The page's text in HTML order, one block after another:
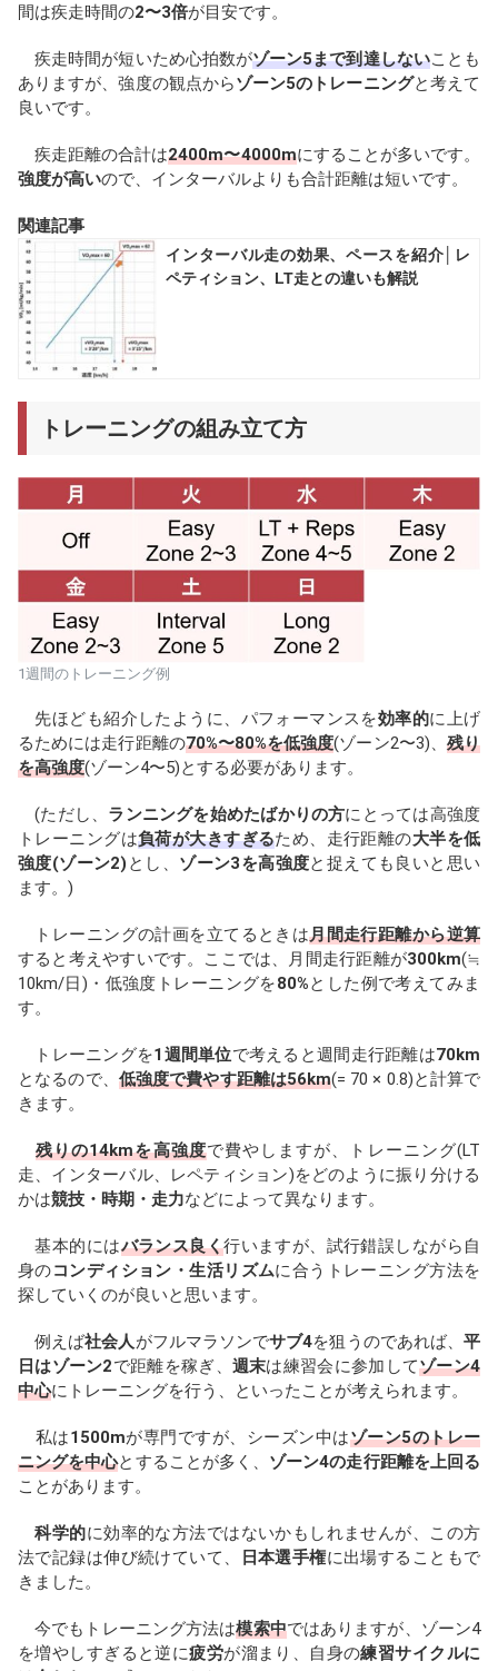
間は疾走時間の2〜3倍が目安です。
疾走時間が短いため心拍数がゾーン5まで到達しないことも
ありますが、強度の観点からゾーン5のトレーニングと考えて
良いです。
疾走距離の合計は2400m〜4000mにすることが多いです。
強度が高いので、インターバルよりも合計距離は短いです。
関連記事
インターバル走の効果、ペースを紹介│レ
ペティション、LT走との違いも解説
トレーニングの組み立て方
1週間のトレーニング例
先ほども紹介したように、パフォーマンスを効率的に上げ
るためには走行距離の70%〜80%を低強度(ゾーン2〜3)、 残り
を高強度(ゾーン4〜5)とする必要があります。
(ただし、 ランニングを始めたばかりの方にとっては高強度
トレーニングは負荷が大きすぎるため、走行距離の大半を低
強度(ゾーン2) とし、 ゾーン3を高強度と捉えても良いと思い
ます。)
トレーニングの計画を立てるときは月間走行距離から逆算
すると考えやすいです。ここでは、月間走行距離が300km(≒
10km/日)・低強度トレーニングを80%とした例で考えてみま
す。
トレーニングを1週間単位で考えると週間走行距離は70km
となるので、 低強度で費やす距離は56km(= 70 × 0.8)と計算で
きます。
残りの14kmを高強度で費やしますが、トレーニング(LT
走、インターバル、レペティション)をどのように振り分ける
かは競技・時期・走力などによって異なります。
基本的にはバランス良く行いますが、試行錯誤しながら自
身のコンディション・生活リズムに合うトレーニング方法を
探していくのが良いと思います。
例えば社会人がフルマラソンでサブ4を狙うのであれば、平
日はゾーン2で距離を稼ぎ、 週末は練習会に参加してゾーン4
中心にトレーニングを行う、といったことが考えられます。
私は1500mが専門ですが、シーズン中はゾーン5のトレー
ニングを中心とすることが多く、 ゾーン4の走行距離を上回る
ことがあります。
科学的に効率的な方法ではないかもしれませんが、この方
法で記録は伸び続けていて、
日本選手権に出場することもで
きました。
今でもトレーニング方法は模索中ではありますが、ゾーン4
を増やしすぎると逆に疲労が溜まり、自身の練習サイクルに